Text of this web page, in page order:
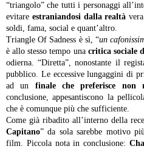
“triangolo” che tutti i personaggi
evitare estraniandosi dalla realtà
soldi, fama, social e quant’altro.
Triangle Of Sadness è sì, “un
è allo stesso tempo unacritica sociale
odierna. “Diretta”, nonostante il
pubblico. Le eccessive lungaggini di
ad un finale che preferisce non
conclusione, appesantiscono la
che è comunque più che sufficiente.
Come già ribadito all’interno della
Capitano” da sola sarebbe motivo
film. Piccola nota in conclusione: